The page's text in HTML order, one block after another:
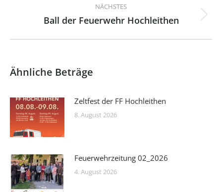
NÄCHSTES
Nächster
Ball der Feuerwehr Hochleithen
Ähnliche Beträge
Zeltfest der FF Hochleithen
8. August 2026
Feuerwehrzeitung 02_2026
4. August 2026